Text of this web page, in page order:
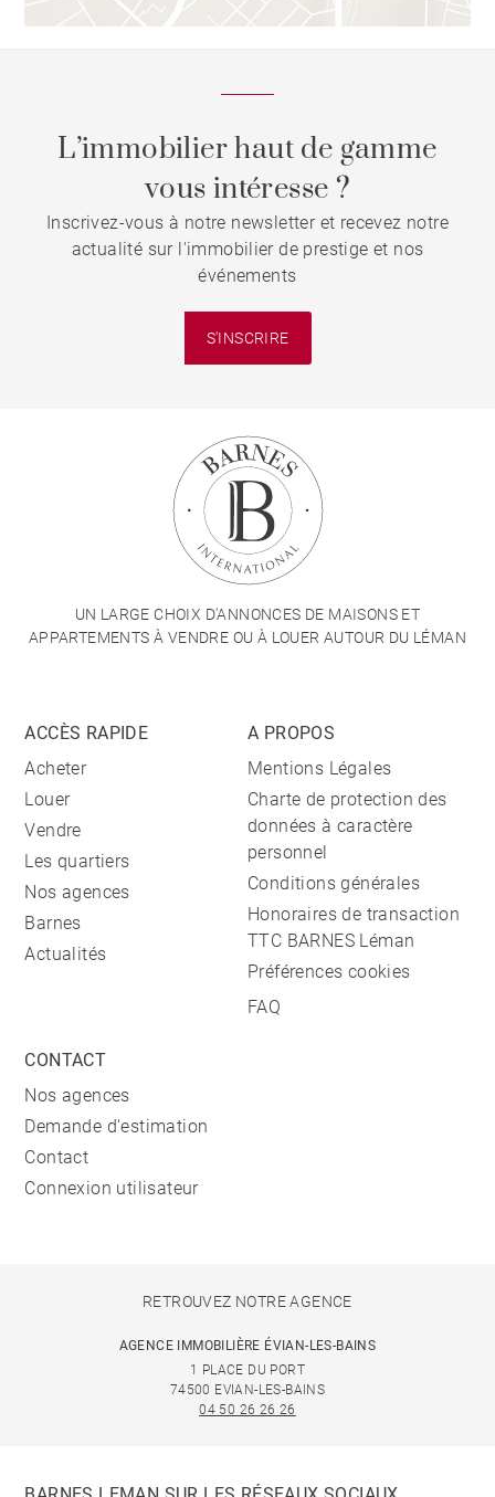
L’immobilier haut de gamme
vous intéresse ?
Inscrivez-vous à notre newsletter et recevez notre
actualité sur l'immobilier de prestige et nos
événements
S'INSCRIRE
UN LARGE CHOIX D'ANNONCES DE MAISONS ET
APPARTEMENTS À VENDRE OU À LOUER AUTOUR DU LÉMAN
ACCÈS RAPIDE
Acheter
Louer
Vendre
Les quartiers
Nos agences
Barnes
Actualités
A PROPOS
Mentions Légales
Charte de protection des
données à caractère
personnel
Conditions générales
Honoraires de transaction
TTC BARNES Léman
Préférences cookies
FAQ
CONTACT
Nos agences
Demande d'estimation
Contact
Connexion utilisateur
RETROUVEZ NOTRE AGENCE
AGENCE IMMOBILIÈRE ÉVIAN-LES-BAINS
1 PLACE DU PORT
74500 EVIAN-LES-BAINS
04 50 26 26 26